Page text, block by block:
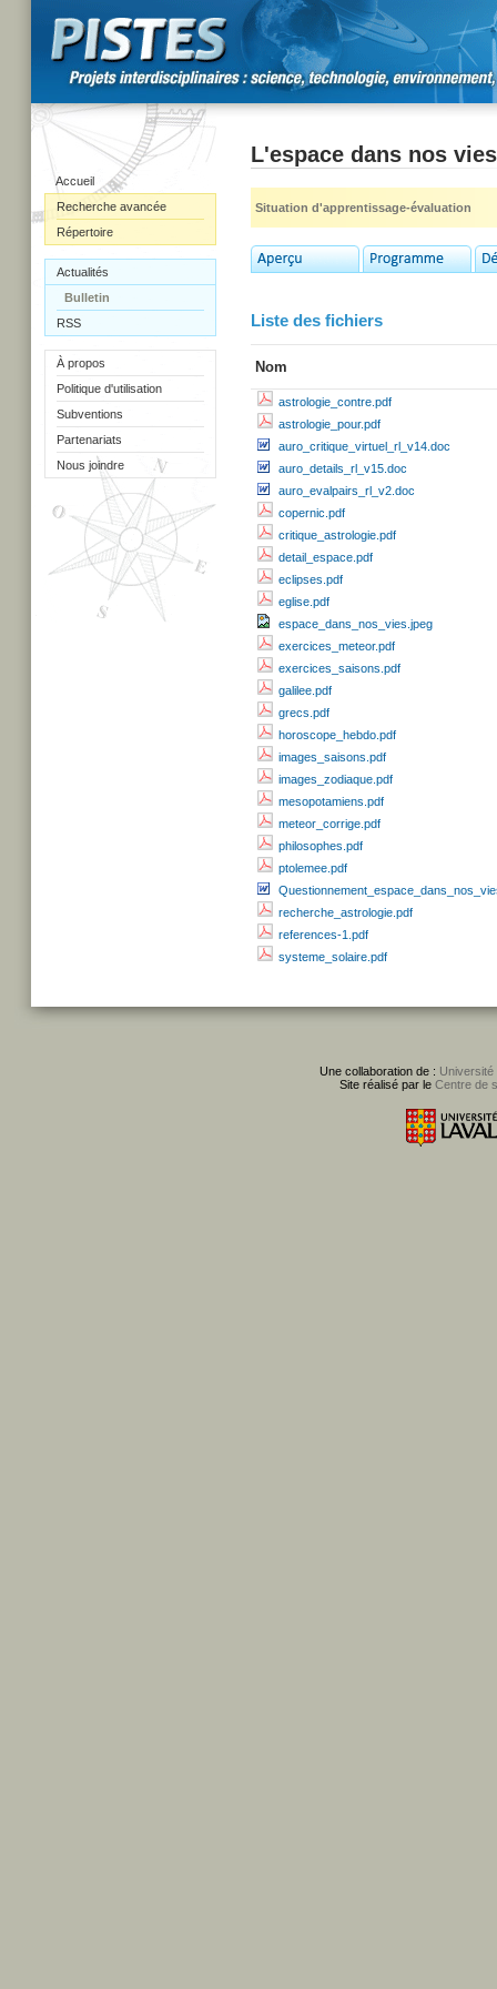
Accueil
Recherche avancée
Répertoire
Actualités
Bulletin
RSS
À propos
Politique d'utilisation
Subventions
Partenariats
Nous joindre
L'espace dans nos vies
Situation d'apprentissage-évaluation
Liste des fichiers
Nom
astrologie_contre.pdf
astrologie_pour.pdf
auro_critique_virtuel_rl_v14.doc
auro_details_rl_v15.doc
auro_evalpairs_rl_v2.doc
copernic.pdf
critique_astrologie.pdf
detail_espace.pdf
eclipses.pdf
eglise.pdf
espace_dans_nos_vies.jpeg
exercices_meteor.pdf
exercices_saisons.pdf
galilee.pdf
grecs.pdf
horoscope_hebdo.pdf
images_saisons.pdf
images_zodiaque.pdf
mesopotamiens.pdf
meteor_corrige.pdf
philosophes.pdf
ptolemee.pdf
recherche_astrologie.pdf
references-1.pdf
systeme_solaire.pdf
Une collaboration de : Université
Site réalisé par le Centre de